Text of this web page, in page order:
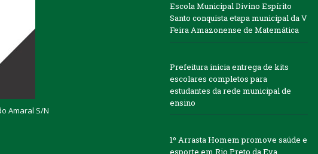
Amaral S/N
Escola Municipal Divino Espírito
Santo conquista etapa municipal da V
Feira Amazonense de Matemática
Prefeitura inicia entrega de kits
escolares completos para
estudantes da rede municipal de
ensino
1º Arrasta Homem promove saúde e
esporte em Rio Preto da Eva